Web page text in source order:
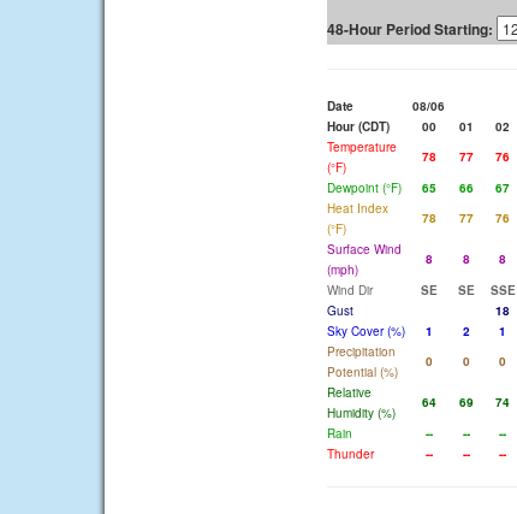
48-Hour Period Starting:
Date
08/06
Hour (CDT)
00 01 02
Temperature
(°F)
78 77 76
Dewpoint (°F)
65 66 67
Heat Index
(°F)
78 77 76
Surface Wind
(mph)
8 8 8
Wind Dir
SE SE SSE
Gust
18
Sky Cover (%)
1 2 1
Precipitation
Potential (%)
0 0 0
Relative
Humidity (%)
64 69 74
Rain
-- -- --
Thunder
-- -- --